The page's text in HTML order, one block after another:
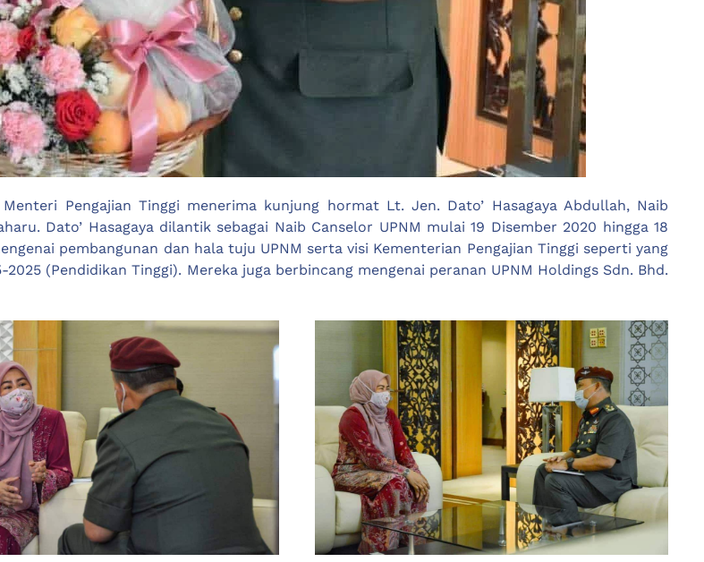
Pengajian Tinggi menerima kunjung hormat Lt. Jen. Dato’ Hasagaya Abdullah, Naib
Dato’ Hasagaya dilantik sebagai Naib Canselor UPNM mulai 19 Disember 2020 hingga 18
pembangunan dan hala tuju UPNM serta visi Kementerian Pengajian Tinggi seperti yang
(Pendidikan Tinggi). Mereka juga berbincang mengenai peranan UPNM Holdings Sdn. Bhd.